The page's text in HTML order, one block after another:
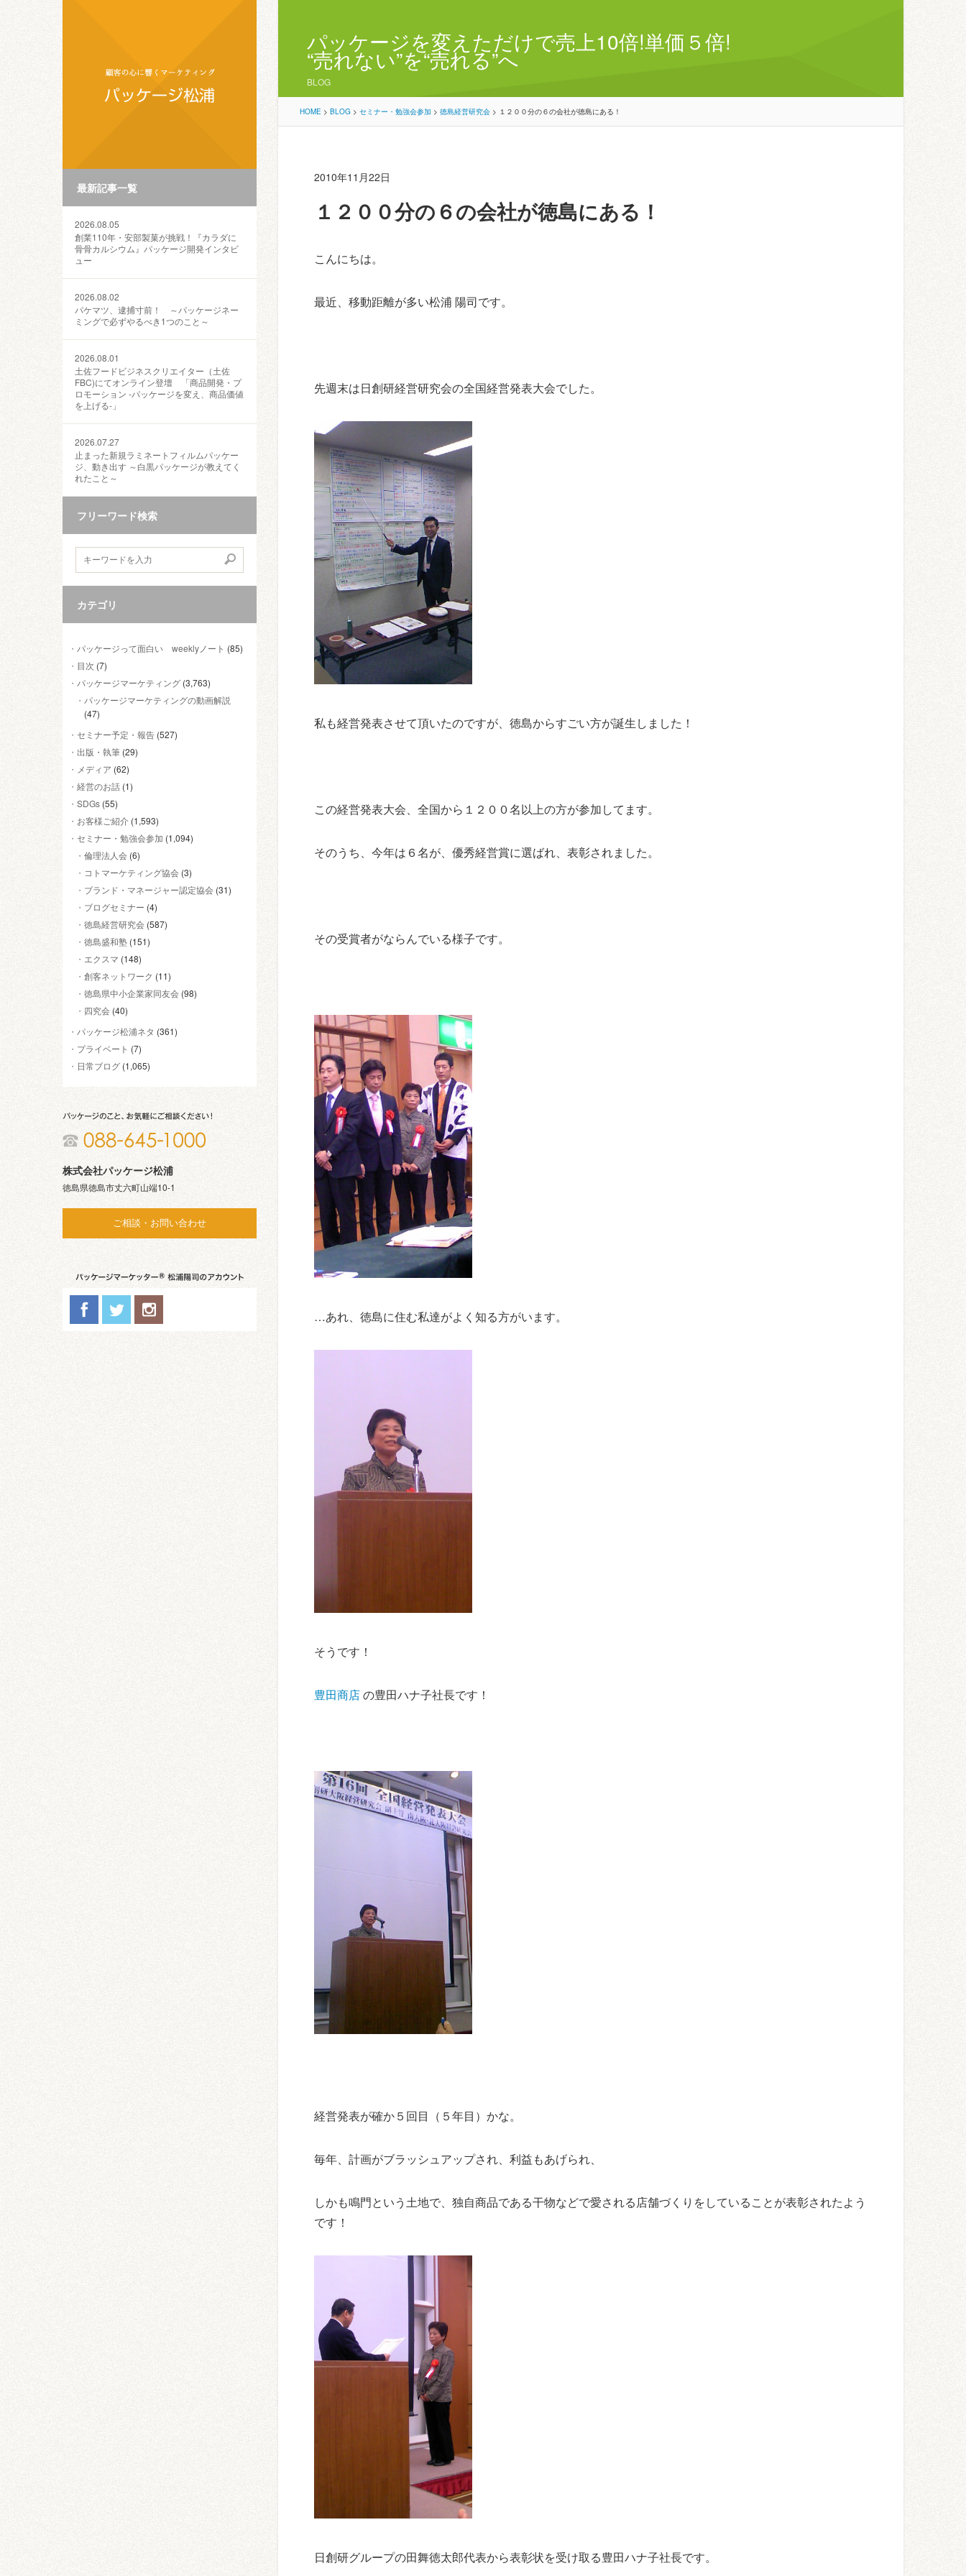
最新記事一覧
2026.08.05
創業110年・安部製菓が挑戦！『カラダに
骨骨カルシウム』パッケージ開発インタビ
ュー
2026.08.02
パケマツ、逮捕寸前！ ～パッケージネー
ミングで必ずやるべき1つのこと～
2026.08.01
土佐フードビジネスクリエイター（土佐
FBC)にてオンライン登壇 「商品開発・プ
ロモーション ‐パッケージを変え、商品価値
を上げる‐」
2026.07.27
止まった新規ラミネートフィルムパッケー
ジ、動き出す ～白黒パッケージが教えてく
れたこと～
フリーワード検索
カテゴリ
パッケージって面白い weeklyノート (85)
目次 (7)
パッケージマーケティング (3,763)
パッケージマーケティングの動画解説
(47)
セミナー予定・報告 (527)
出版・執筆 (29)
メディア (62)
経営のお話 (1)
SDGs (55)
お客様ご紹介 (1,593)
セミナー・勉強会参加 (1,094)
倫理法人会 (6)
コトマーケティング協会 (3)
ブランド・マネージャー認定協会 (31)
ブログセミナー (4)
徳島経営研究会 (587)
徳島盛和塾 (151)
エクスマ (148)
創客ネットワーク (11)
徳島県中小企業家同友会 (98)
四究会 (40)
パッケージ松浦ネタ (361)
プライベート (7)
日常ブログ (1,065)
株式会社パッケージ松浦
徳島県徳島市丈六町山端10-1
ご相談・お問い合わせ
パッケージを変えただけで売上10倍!単価５倍!
“売れない”を“売れる”へ
BLOG
HOME > BLOG > セミナー・勉強会参加 > 徳島経営研究会 > １２００分の６の会社が徳島にある！
2010年11月22日
１２００分の６の会社が徳島にある！
こんにちは。
最近、移動距離が多い松浦 陽司です。
先週末は日創研経営研究会の全国経営発表大会でした。
私も経営発表させて頂いたのですが、徳島からすごい方が誕生しました！
この経営発表大会、全国から１２００名以上の方が参加してます。
そのうち、今年は６名が、優秀経営賞に選ばれ、表彰されました。
その受賞者がならんでいる様子です。
…あれ、徳島に住む私達がよく知る方がいます。
そうです！
豊田商店の豊田ハナ子社長です！
経営発表が確か５回目（５年目）かな。
毎年、計画がブラッシュアップされ、利益もあげられ、
しかも鳴門という土地で、独自商品である干物などで愛される店舗づくりをしていることが表彰されたよう
です！
日創研グループの田舞徳太郎代表から表彰状を受け取る豊田ハナ子社長です。